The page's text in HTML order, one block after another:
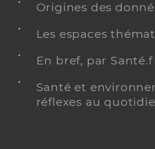
Origines des
Les espaces
En bref, par
Santé et
réflexes au